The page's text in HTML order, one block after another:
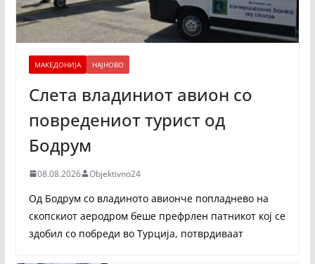
МАКЕДОНИЈА НАЈНОВО
Слета владиниот авион со
повредениот турист од
Бодрум
08.08.2026 Objektivno24
Од Бодрум со владиното авионче попладнево на
скопскиот аеродром беше префрлен патникот кој се
здобил со побреди во Турција, потврдиваат